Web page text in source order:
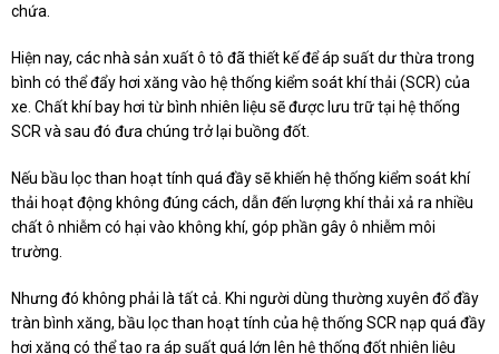
chứa.
Hiện nay, các nhà sản xuất ô tô đã thiết kế để áp suất dư thừa trong
bình có thể đẩy hơi xăng vào hệ thống kiểm soát khí thải (SCR) của
xe. Chất khí bay hơi từ bình nhiên liệu sẽ được lưu trữ tại hệ thống
SCR và sau đó đưa chúng trở lại buồng đốt.
Nếu bầu lọc than hoạt tính quá đầy sẽ khiến hệ thống kiểm soát khí
thải hoạt động không đúng cách, dẫn đến lượng khí thải xả ra nhiều
chất ô nhiễm có hại vào không khí, góp phần gây ô nhiễm môi
trường.
Nhưng đó không phải là tất cả. Khi người dùng thường xuyên đổ đầy
tràn bình xăng, bầu lọc than hoạt tính của hệ thống SCR nạp quá đầy
hơi xăng có thể tạo ra áp suất quá lớn lên hệ thống đốt nhiên liệu